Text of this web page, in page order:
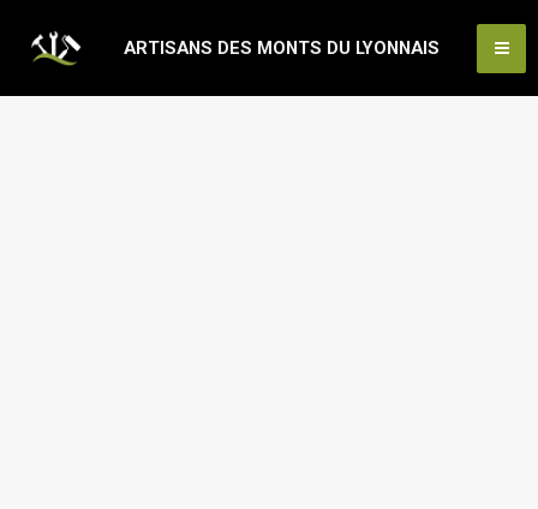
ARTISANS DES MONTS DU LYONNAIS